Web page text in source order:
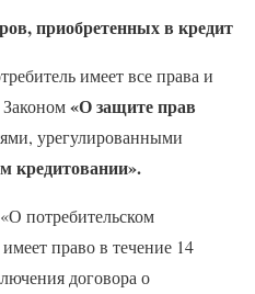
приобретенных в кредит
имеет все права и
«О защите прав
урегулированными
кредитовании».
потребительском
право в течение 14
договора о